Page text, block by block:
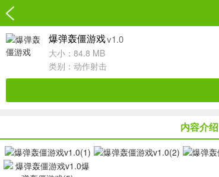
爆弹轰僵游戏v1.0
大小：84.8 MB
类别： 动作射击
内容介绍